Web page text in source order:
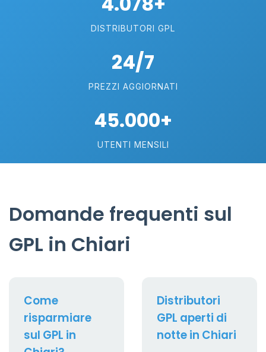
DISTRIBUTORI GPL
24/7
PREZZI AGGIORNATI
45.000+
UTENTI MENSILI
Domande frequenti sul
GPL in Chiari
Come
risparmiare
sul GPL in
Distributori
GPL aperti di
notte in Chiari